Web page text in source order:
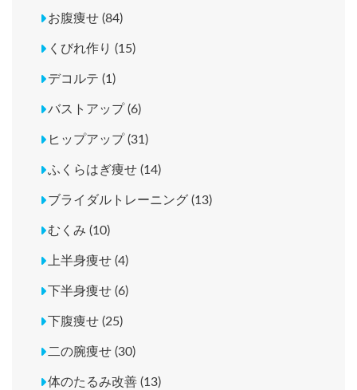
お腹痩せ (84)
くびれ作り (15)
デコルテ (1)
バストアップ (6)
ヒップアップ (31)
ふくらはぎ痩せ (14)
ブライダルトレーニング (13)
むくみ (10)
上半身痩せ (4)
下半身痩せ (6)
下腹痩せ (25)
二の腕痩せ (30)
体のたるみ改善 (13)